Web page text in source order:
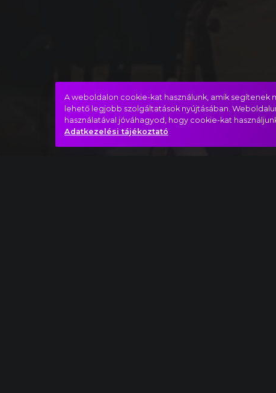
A weboldalon cookie-kat használunk, amik segítenek
lehető legjobb szolgáltatások nyújtásában.
használatával jóváhagyod, hogy cookie-kat
Adatkezelési tájékoztató